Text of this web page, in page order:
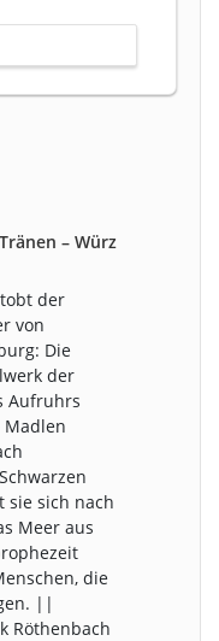
– Würz
der
von
Die
der
Aufruhrs
Madlen
sie sich nach
Meer aus
die
||
Röthenbach